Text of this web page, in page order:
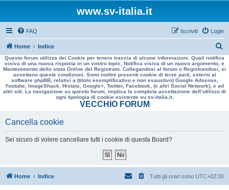
www.sv-italia.it
FAQ Login
Iscriviti
Home Indice
e
r
a
Questo forum utilizza dei Cookie per tenere traccia di alcune informazioni. Quali notifica
visiva di una nuova risposta in un vostro topic, Notifica visiva di un nuovo argomento, e
Mantenimento dello stato Online del Registrato. Collegandosi al forum o Registrandosi, si
accettano queste condizioni. Sono inoltre presenti cookie di terze parti, esterni al
software phpBB, relativi a (titolo esemplificativo e non esaustivo) Google Adsense,
Youtube, ImageShack, Histats, Google+, Twitter, Facebook, (e altri Social Network), e ad
altri siti. La navigazione su questo forum, implica la completa accettazione dell’utilizzo di
ogni tipologia di cookie esistente su sv-italia.it.
VECCHIO FORUM
Cancella cookie
Sei sicuro di volere cancellare tutti i cookie di questa Board?
Home Indice Tutti gli orari sono UTC+02:00